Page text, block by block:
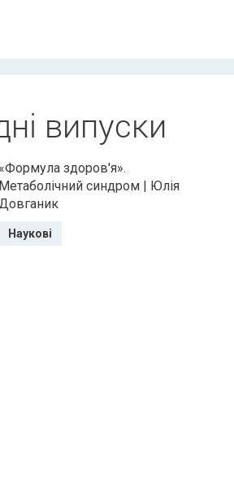
випуски
«Формула здоров'я».
Метаболічний синдром | Юлія
Довганик
Наукові